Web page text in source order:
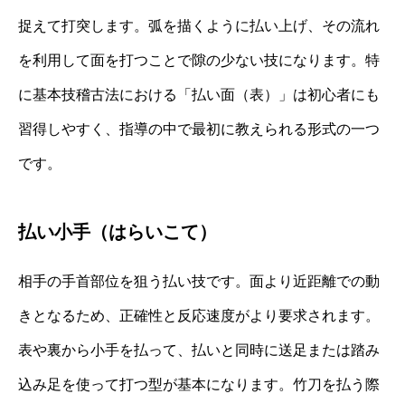
捉えて打突します。弧を描くように払い上げ、その流れ
を利用して面を打つことで隙の少ない技になります。特
に基本技稽古法における「払い面（表）」は初心者にも
習得しやすく、指導の中で最初に教えられる形式の一つ
です。
払い小手（はらいこて）
相手の手首部位を狙う払い技です。面より近距離での動
きとなるため、正確性と反応速度がより要求されます。
表や裏から小手を払って、払いと同時に送足または踏み
込み足を使って打つ型が基本になります。竹刀を払う際